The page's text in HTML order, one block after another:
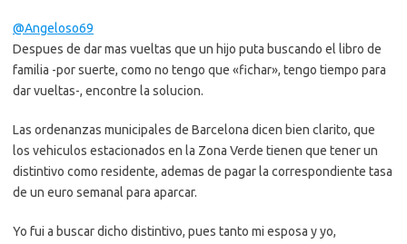
@Angeloso69
Despues de dar mas vueltas que un hijo puta buscando el libro de
familia -por suerte, como no tengo que «fichar», tengo tiempo para
dar vueltas-, encontre la solucion.
Las ordenanzas municipales de Barcelona dicen bien clarito, que
los vehiculos estacionados en la Zona Verde tienen que tener un
distintivo como residente, ademas de pagar la correspondiente tasa
de un euro semanal para aparcar.
Yo fui a buscar dicho distintivo, pues tanto mi esposa y yo,